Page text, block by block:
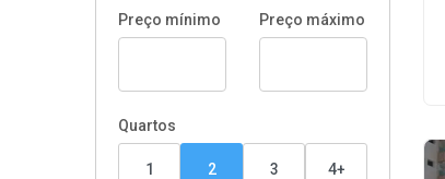
Preço mínimo Preço máximo
Quartos
1 2 3 4+